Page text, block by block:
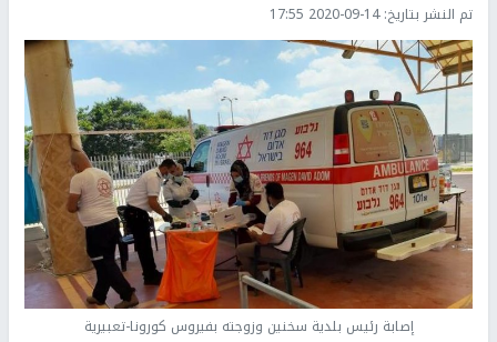
تم النشر بتاريخ:2020-09-14 17:55
إصابة رئيس بلدية سخنين وزوجته بفيروس كورونا-تعبيرية